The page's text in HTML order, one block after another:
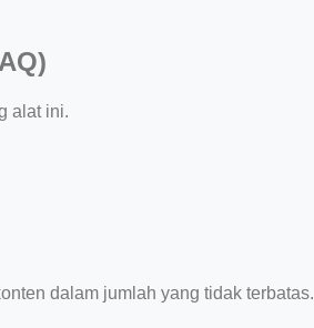
alat ini.
dalam jumlah yang tidak terbatas.